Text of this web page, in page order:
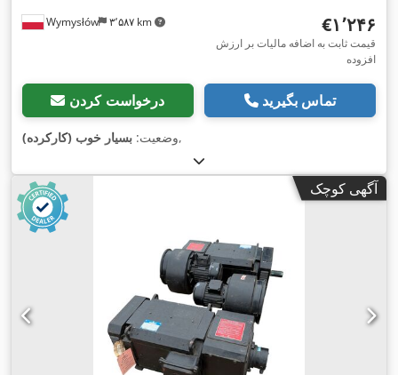
Wymysłów ۳٬۵۸۷ km ‎€۱٬۲۴۶
قیمت ثابت به اضافه مالیات بر ارزش
افزوده
درخواست کردن تماس بگیرید
وضعیت: بسیار خوب (کارکرده) ,
آگهی کوچک